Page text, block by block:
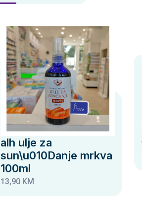
alh ulje za
sun\u010Danje mrkva
100ml
13,90 KM